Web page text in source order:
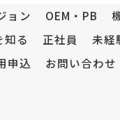
ョン OEM・PB
知る 正社員 未経
申込 お問い合わせ